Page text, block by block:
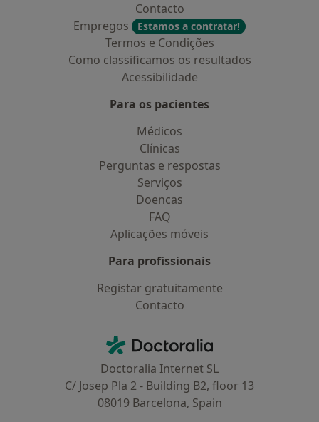
Contacto
Empregos
Estamos a contratar!
Termos e Condições
Como classificamos os resultados
Acessibilidade
Para os pacientes
Médicos
Clínicas
Perguntas e respostas
Serviços
Doencas
FAQ
Aplicações móveis
Para profissionais
Registar gratuitamente
Contacto
Doctoralia - Homepage
Doctoralia Internet SL
C/ Josep Pla 2 - Building B2, floor 13
08019 Barcelona, Spain